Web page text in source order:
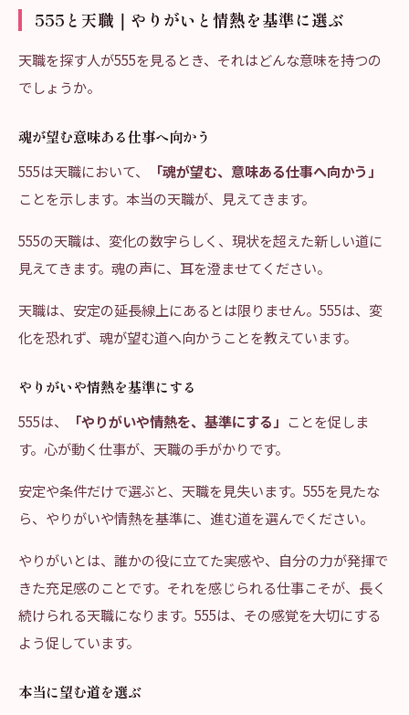
555と天職｜やりがいと情熱を基準に選ぶ
天職を探す人が555を見るとき、それはどんな意味を持つの
でしょうか。
魂が望む意味ある仕事へ向かう
555は天職において、
「魂が望む、意味ある仕事へ向かう」
ことを示します。本当の天職が、見えてきます。
555の天職は、変化の数字らしく、現状を超えた新しい道に
見えてきます。魂の声に、耳を澄ませてください。
天職は、安定の延長線上にあるとは限りません。555は、変
化を恐れず、魂が望む道へ向かうことを教えています。
やりがいや情熱を基準にする
555は、
「やりがいや情熱を、基準にする」 ことを促しま
す。心が動く仕事が、天職の手がかりです。
安定や条件だけで選ぶと、天職を見失います。555を見たな
ら、やりがいや情熱を基準に、進む道を選んでください。
やりがいとは、誰かの役に立てた実感や、自分の力が発揮で
きた充足感のことです。それを感じられる仕事こそが、長く
続けられる天職になります。555は、その感覚を大切にする
よう促しています。
本当に望む道を選ぶ